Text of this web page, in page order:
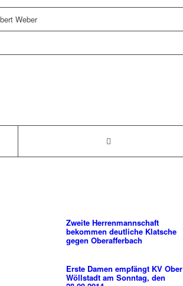
Weber
Zweite Herrenmannschaft
bekommen deutliche Klatsche
gegen Oberafferbach
Erste Damen empfängt KV Ober
Wöllstadt am Sonntag, den